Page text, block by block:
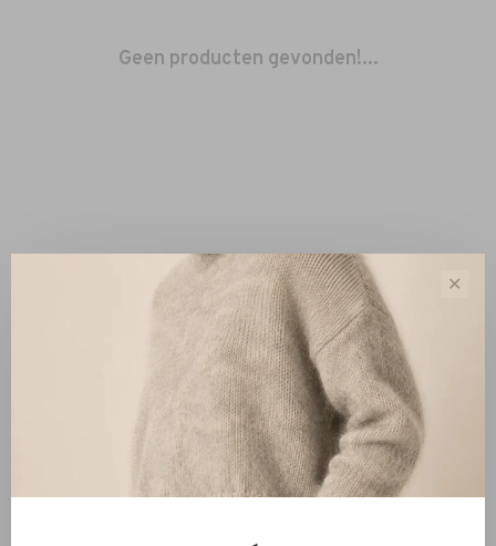
Geen producten gevonden!...
Toon 1 - 0 van 0
Kleding
✕